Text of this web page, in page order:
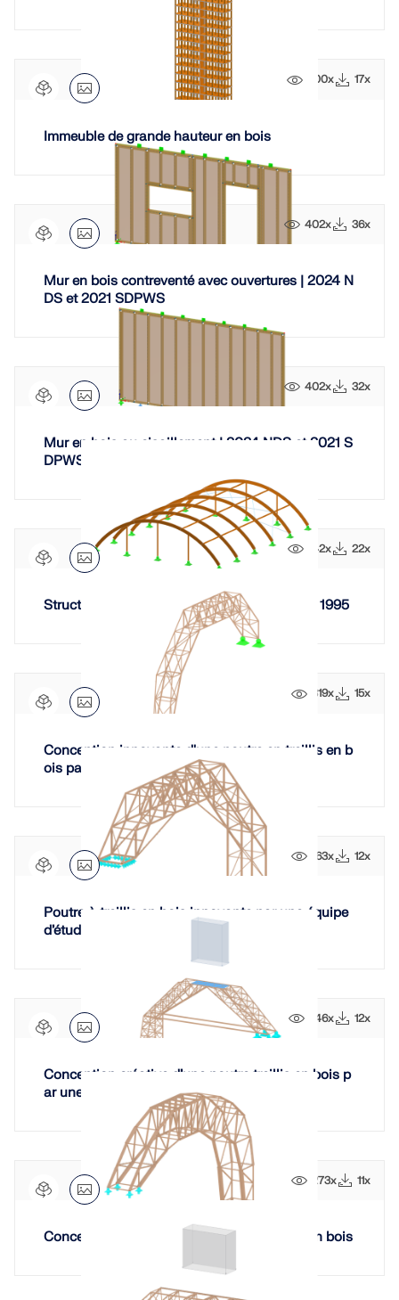
200x 17x
Immeuble de grande hauteur en bois
402x 36x
Mur en bois contreventé avec ouvertures | 2024 N
DS et 2021 SDPWS
402x 32x
Mur en bois au cisaillement | 2024 NDS et 2021 S
DPWS
142x 22x
Structure bois avec poutres en arc selon EN 1995
319x 15x
Conception innovante d'une poutre en treillis en b
ois par une équipe d'étudiants
163x 12x
Poutre à treillis en bois innovante par une équipe
d’étudiants
246x 12x
Conception créative d’une poutre treillis en bois p
ar une équipe d’étudiants
273x 11x
Conception innovante de poutre en treillis en bois